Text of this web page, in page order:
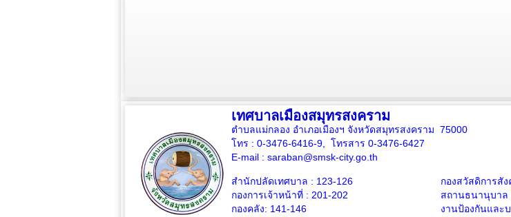
เทศบาลเมืองสมุทรสงคราม
ตำบลแม่กลอง อำเภอเมืองฯ จังหวัดสมุทรสงคราม 75000
โทร : 0-3476-6416-9, โทรสาร 0-3476-6427
E-mail : saraban@smsk-city.go.th
สำนักปลัดเทศบาล : 123-126
กองการเจ้าหน้าที่ : 201-202
กองคลัง: 141-146
กองสวัสดิการสั
สถานธนานุบาล
งานป้องกันและ